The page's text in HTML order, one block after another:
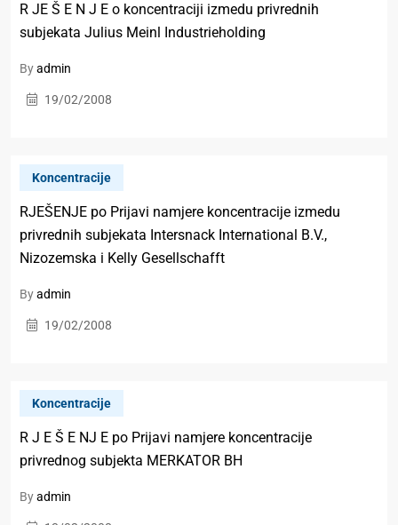
R JE Š E N J E o koncentraciji izmedu privrednih
subjekata Julius Meinl Industrieholding
Byadmin
19/02/2008
Koncentracije
RJEŠENJE po Prijavi namjere koncentracije izmedu
privrednih subjekata Intersnack International B.V.,
Nizozemska i Kelly Gesellschafft
Byadmin
19/02/2008
Koncentracije
R J E Š E NJ E po Prijavi namjere koncentracije
privrednog subjekta MERKATOR BH
Byadmin